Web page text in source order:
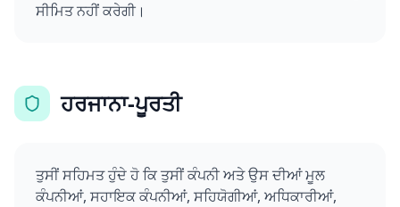
ਸੀਮਿਤ ਨਹੀਂ ਕਰੇਗੀ।
ਹਰਜਾਨਾ-ਪੂਰਤੀ
ਤੁਸੀਂ ਸਹਿਮਤ ਹੁੰਦੇ ਹੋ ਕਿ ਤੁਸੀਂ ਕੰਪਨੀ ਅਤੇ ਉਸ ਦੀਆਂ ਮੂਲ
ਕੰਪਨੀਆਂ, ਸਹਾਇਕ ਕੰਪਨੀਆਂ, ਸਹਿਯੋਗੀਆਂ, ਅਧਿਕਾਰੀਆਂ,